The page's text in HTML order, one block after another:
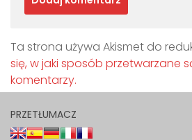
Ta strona używa Akismet do
się, w jaki sposób przetwarzane
komentarzy.
PRZETŁUMACZ